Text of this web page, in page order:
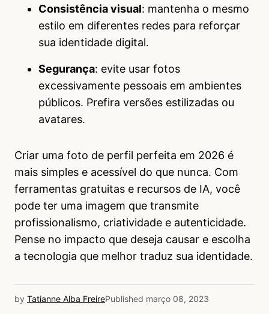
Consistência visual: mantenha o mesmo
estilo em diferentes redes para reforçar
sua identidade digital.
Segurança: evite usar fotos
excessivamente pessoais em ambientes
públicos. Prefira versões estilizadas ou
avatares.
Criar uma foto de perfil perfeita em 2026 é
mais simples e acessível do que nunca. Com
ferramentas gratuitas e recursos de IA, você
pode ter uma imagem que transmite
profissionalismo, criatividade e autenticidade.
Pense no impacto que deseja causar e escolha
a tecnologia que melhor traduz sua identidade.
by Tatianne Alba FreirePublished março 08, 2023